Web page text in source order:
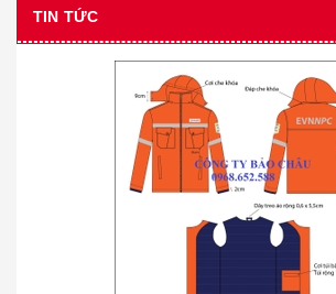
TIN TỨC